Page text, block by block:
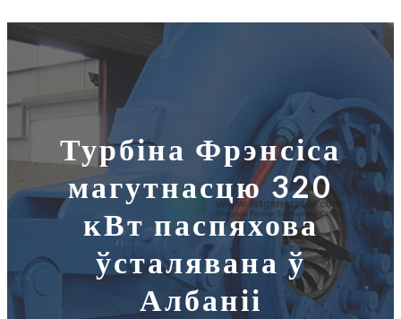
Турбіна Фрэнсіса
магутнасцю 320
кВт паспяхова
ўсталявана ў
Албаніі